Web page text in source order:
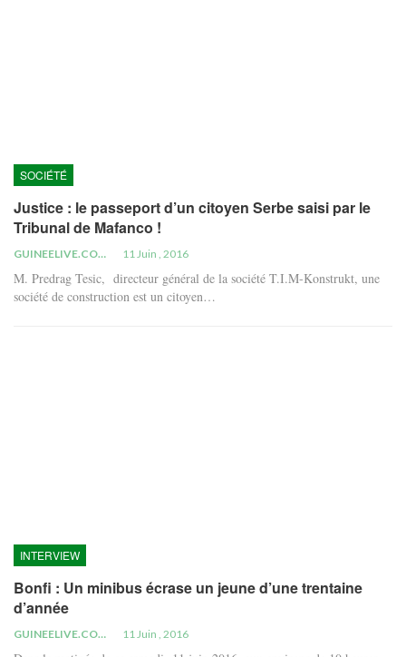
SOCIÉTÉ
Justice : le passeport d’un citoyen Serbe saisi par le
Tribunal de Mafanco !
GUINEELIVE.COM 11 Juin , 2016
M. Predrag Tesic, directeur général de la société T.I.M-Konstrukt, une
société de construction est un citoyen…
INTERVIEW
Bonfi : Un minibus écrase un jeune d’une trentaine
d’année
GUINEELIVE.COM 11 Juin , 2016